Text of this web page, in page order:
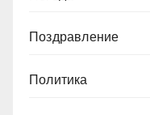
Поздравление
Политика